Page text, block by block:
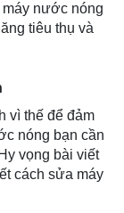
nước nóng
tiêu thụ và
vì thế để đảm
nóng bạn cần
vọng bài viết
cách sửa máy